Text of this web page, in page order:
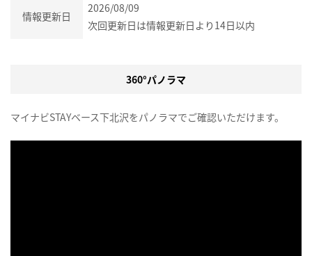
情報更新日
2026/08/09
次回更新日は情報更新日より14日以内
360°パノラマ
マイナビSTAYベース下北沢をパノラマでご確認いただけます。